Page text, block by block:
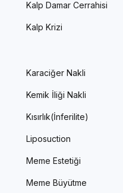
Kalp Damar Cerrahisi
Kalp Krizi
Karaciğer Nakli
Kemik İliği Nakli
Kısırlık(İnferilite)
Liposuction
Meme Estetiği
Meme Büyütme